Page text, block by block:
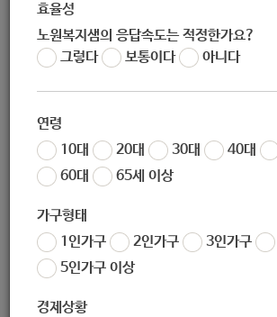
효율성
노원복지샘의 응답속도는 적정한가요?
그렇다
보통이다 아니다
연령
10대
20대 30대 40대
60대
65세 이상
가구형태
1인가구
2인가구 3인가구
5인가구 이상
경제상황
[비장애형제자매 : 우
지원대상
• 비장애 형제자매 프로그램(우리함께) : 장
애 형제자매